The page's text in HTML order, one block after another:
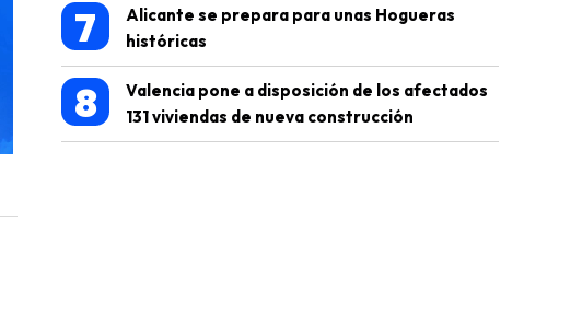
7
Alicante se prepara para unas Hogueras
históricas
8
Valencia pone a disposición de los afectados
131 viviendas de nueva construcción